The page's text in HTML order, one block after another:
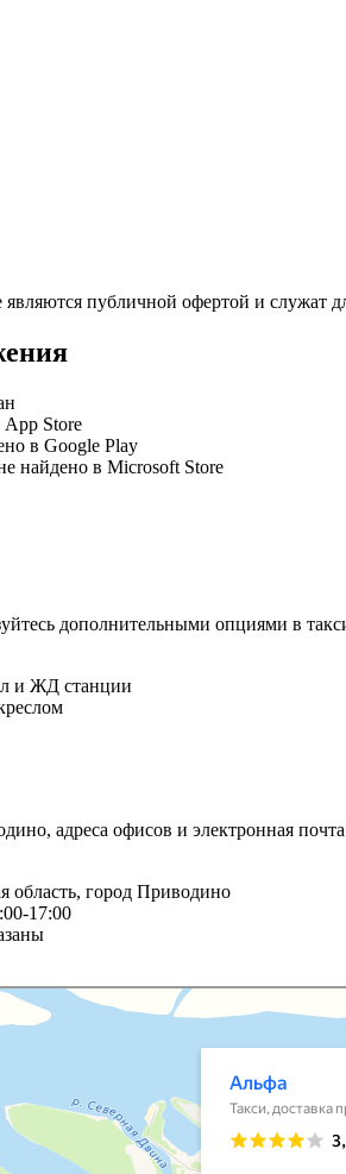
публичной офертой и служат
App Store
в Google Play
найдено в Microsoft Store
дополнительными опциями в
и ЖД станции
адреса офисов и электронная
область, город Приводино
17:00